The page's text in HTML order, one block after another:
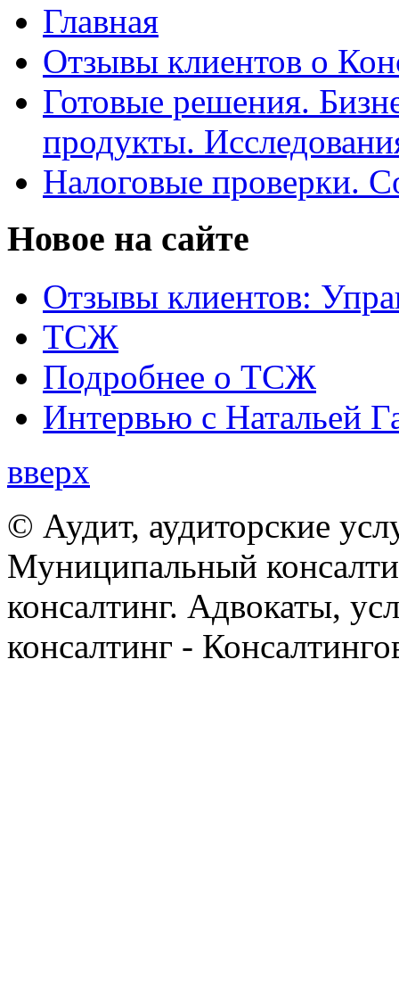
Главная
Отзывы клиентов о
Готовые решения.
продукты.
Налоговые проверки.
Новое на сайте
Отзывы клиентов:
ТСЖ
Подробнее о ТСЖ
Интервью с Натальей
вверх
© Аудит, аудиторские
Муниципальный
консалтинг. Адвокаты,
консалтинг -